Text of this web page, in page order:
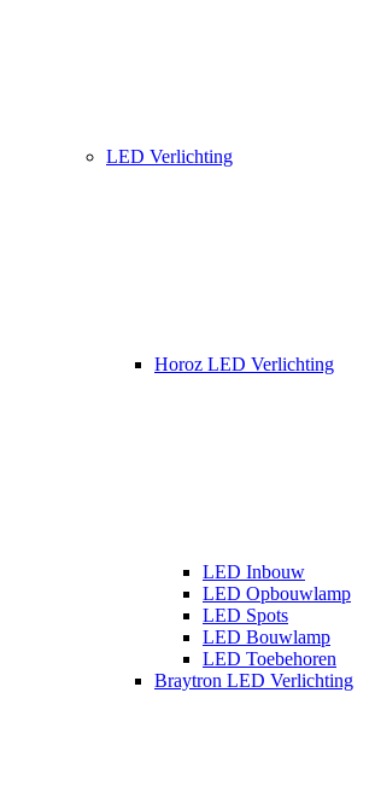
LED Verlichting
Horoz LED Verlichting
LED Inbouw
LED Opbouwlamp
LED Spots
LED Bouwlamp
LED Toebehoren
Braytron LED Verlichting